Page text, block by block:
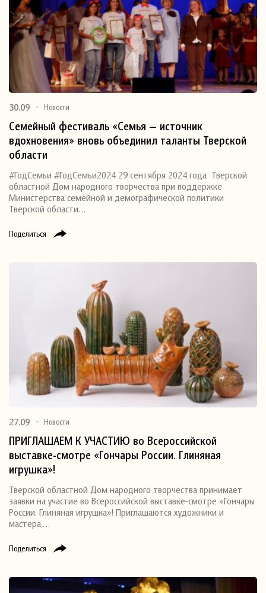
Поделиться
30.09 Новости
Семейный фестиваль «Семья — источник
вдохновения» вновь объединил таланты Тверской
области
#ГодСемьи #ГодСемьи2024 29 сентября 2024 года Тверской
областной Дом народного творчества при поддержке
Министерства семейной и демографической политики
Тверской области…
Поделиться
27.09 Новости
ПРИГЛАШАЕМ К УЧАСТИЮ во Всероссийской
выставке-смотре «Гончары России. Глиняная
игрушка»!
Тверской областной Дом народного творчества принимает
заявки на участие во Всероссийской выставке-смотре «Гончары
России. Глиняная игрушка»! Приглашаются художники и
мастера,…